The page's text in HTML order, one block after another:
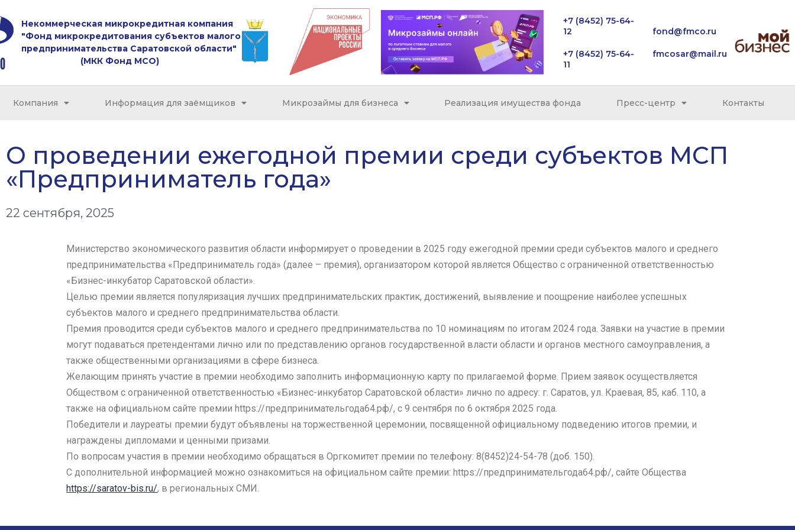
Некоммерческая микрокредитная компания
"Фонд микрокредитования субъектов малого
предпринимательства Саратовской области"
(МКК Фонд МСО)
+7 (8452) 75-64-
12
+7 (8452) 75-64-
11
fond@fmco.ru
fmcosar@mail.ru
Компания Информация для заёмщиков Микрозаймы для бизнеса Реализация имущества фонда Пресс-центр Контакты
О проведении ежегодной премии среди субъектов МСП
«Предприниматель года»
22 сентября, 2025
Министерство экономического развития области информирует о проведении в 2025 году ежегодной премии среди субъектов малого и среднего
предпринимательства «Предприниматель года» (далее – премия), организатором которой является Общество с ограниченной ответственностью
«Бизнес-инкубатор Саратовской области».
Целью премии является популяризация лучших предпринимательских практик, достижений, выявление и поощрение наиболее успешных
субъектов малого и среднего предпринимательства области.
Премия проводится среди субъектов малого и среднего предпринимательства по 10 номинациям по итогам 2024 года. Заявки на участие в премии
могут подаваться претендентами лично или по представлению органов государственной власти области и органов местного самоуправления, а
также общественными организациями в сфере бизнеса.
Желающим принять участие в премии необходимо заполнить информационную карту по прилагаемой форме. Прием заявок осуществляется
Обществом с ограниченной ответственностью «Бизнес-инкубатор Саратовской области» лично по адресу: г. Саратов, ул. Краевая, 85, каб. 110, а
также на официальном сайте премии https://предпринимательгода64.рф/, с 9 сентября по 6 октября 2025 года.
Победители и лауреаты премии будут объявлены на торжественной церемонии, посвященной официальному подведению итогов премии, и
награждены дипломами и ценными призами.
По вопросам участия в премии необходимо обращаться в Оргкомитет премии по телефону: 8(8452)24-54-78 (доб. 150).
С дополнительной информацией можно ознакомиться на официальном сайте премии: https://предпринимательгода64.рф/, сайте Общества
https://saratov-bis.ru/, в региональных СМИ.